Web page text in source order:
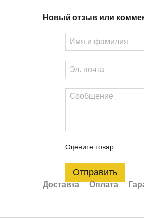
Новый отзыв или
Оцените товар
Отправить
Доставка Оплата